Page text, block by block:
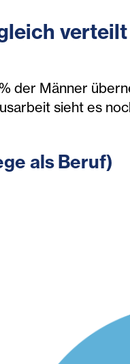
verteilt
der Männer
sieht es
als Beruf)